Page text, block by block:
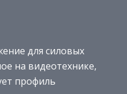
для силовых
на видеотехнике,
профиль